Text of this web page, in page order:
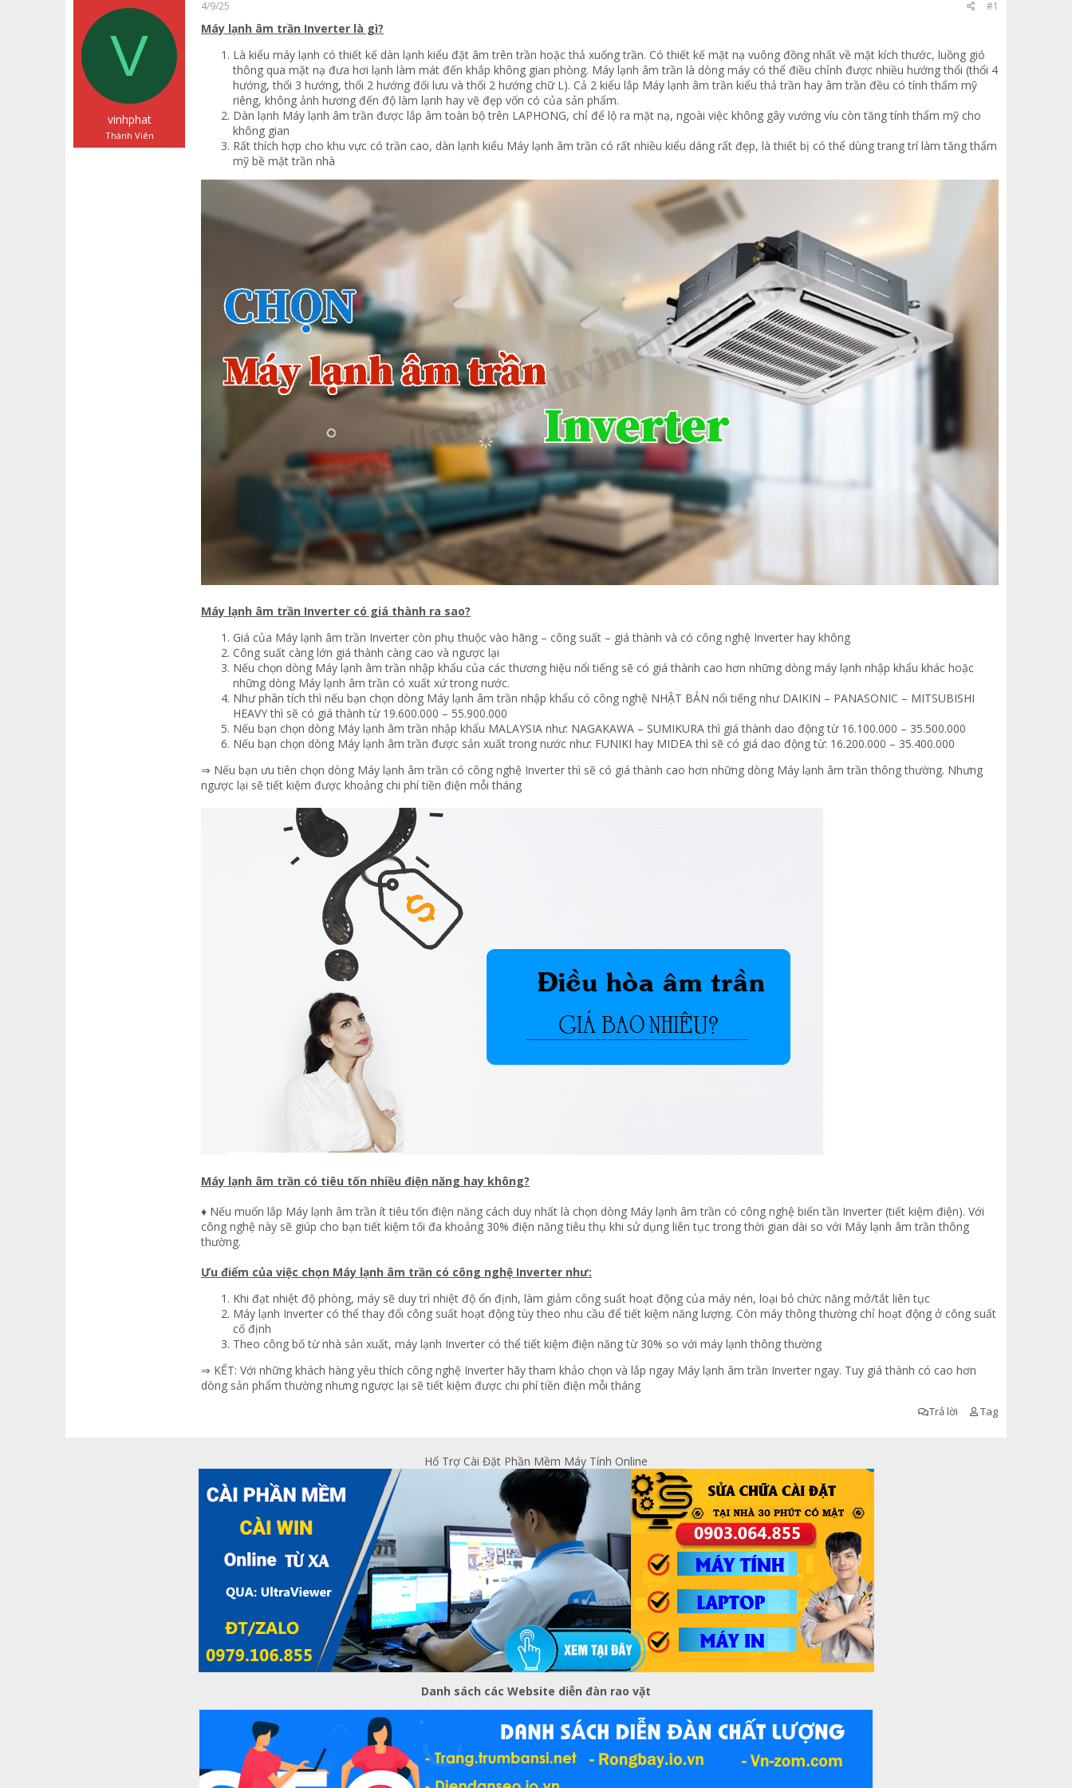
a
d
g
i
V
vinhphat
Thành Viên
4/9/25 #1
Máy lạnh âm trần Inverter là gì?
Là kiểu máy lạnh có thiết kế dàn lạnh kiểu đặt âm trên trần hoặc thả xuống trần. Có thiết kế mặt nạ vuông đồng nhất về mặt kích thước, luồng gió
thông qua mặt nạ đưa hơi lạnh làm mát đến khắp không gian phòng. Máy lạnh âm trần là dòng máy có thể điều chỉnh được nhiều hướng thổi (thổi 4
hướng, thổi 3 hướng, thổi 2 hướng đối lưu và thổi 2 hướng chữ L). Cả 2 kiểu lắp Máy lạnh âm trần kiểu thả trần hay âm trần đều có tính thẩm mỹ
riêng, không ảnh hương đến độ làm lạnh hay vẽ đẹp vốn có của sản phẩm.
Dàn lạnh Máy lạnh âm trần được lắp âm toàn bộ trên LAPHONG, chỉ để lộ ra mặt nạ, ngoài việc không gây vướng víu còn tăng tính thẩm mỹ cho
không gian
Rất thích hợp cho khu vực có trần cao, dàn lạnh kiểu Máy lạnh âm trần có rất nhiều kiểu dáng rất đẹp, là thiết bị có thể dùng trang trí làm tăng thẩm
mỹ bề mặt trần nhà
Máy lạnh âm trần Inverter có giá thành ra sao?
Giá của Máy lạnh âm trần Inverter còn phụ thuộc vào hãng – công suất – giá thành và có công nghệ Inverter hay không
Công suất càng lớn giá thành càng cao và ngược lại
Nếu chọn dòng Máy lạnh âm trần nhập khẩu của các thương hiệu nổi tiếng sẽ có giá thành cao hơn những dòng máy lạnh nhập khẩu khác hoặc
những dòng Máy lạnh âm trần có xuất xứ trong nước.
Như phân tích thì nếu bạn chọn dòng Máy lạnh âm trần nhập khẩu có công nghệ NHẬT BẢN nổi tiếng như DAIKIN – PANASONIC – MITSUBISHI
HEAVY thì sẽ có giá thành từ 19.600.000 – 55.900.000
Nếu bạn chọn dòng Máy lạnh âm trần nhập khẩu MALAYSIA như: NAGAKAWA – SUMIKURA thì giá thành dao động từ 16.100.000 – 35.500.000
Nếu bạn chọn dòng Máy lạnh âm trần được sản xuất trong nước như: FUNIKI hay MIDEA thì sẽ có giá dao động từ: 16.200.000 – 35.400.000
⇒ Nếu bạn ưu tiên chọn dòng Máy lạnh âm trần có công nghệ Inverter thì sẽ có giá thành cao hơn những dòng Máy lạnh âm trần thông thường. Nhưng
ngược lại sẽ tiết kiệm được khoảng chi phí tiền điện mỗi tháng
Máy lạnh âm trần có tiêu tốn nhiều điện năng hay không?
♦ Nếu muốn lắp Máy lạnh âm trần ít tiêu tốn điện năng cách duy nhất là chọn dòng Máy lạnh âm trần có công nghệ biến tần Inverter (tiết kiệm điện). Với
công nghệ này sẽ giúp cho bạn tiết kiệm tối đa khoảng 30% điện năng tiêu thụ khi sử dụng liên tục trong thời gian dài so với Máy lạnh âm trần thông
thường.
Ưu điểm của việc chọn Máy lạnh âm trần có công nghệ Inverter như:
Khi đạt nhiệt độ phòng, máy sẽ duy trì nhiệt độ ổn định, làm giảm công suất hoạt động của máy nén, loại bỏ chức năng mở/tắt liên tục
Máy lạnh Inverter có thể thay đổi công suất hoạt động tùy theo nhu cầu để tiết kiệm năng lượng. Còn máy thông thường chỉ hoạt động ở công suất
cố định
Theo công bố từ nhà sản xuất, máy lạnh Inverter có thể tiết kiệm điện năng từ 30% so với máy lạnh thông thường
⇒ KẾT: Với những khách hàng yêu thích công nghệ Inverter hãy tham khảo chọn và lắp ngay Máy lạnh âm trần Inverter ngay. Tuy giá thành có cao hơn
dòng sản phẩm thường nhưng ngược lại sẽ tiết kiệm được chi phí tiền điện mỗi tháng
Trả lời Tag
Hổ Trợ Cài Đặt Phần Mềm Máy Tính Online
Danh sách các Website diễn đàn rao vặt